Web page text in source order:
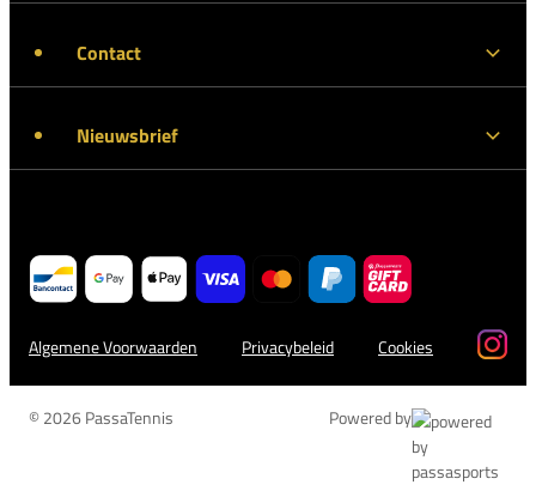
Contact
Nieuwsbrief
Algemene Voorwaarden Privacybeleid Cookies
© 2026 PassaTennis Powered by